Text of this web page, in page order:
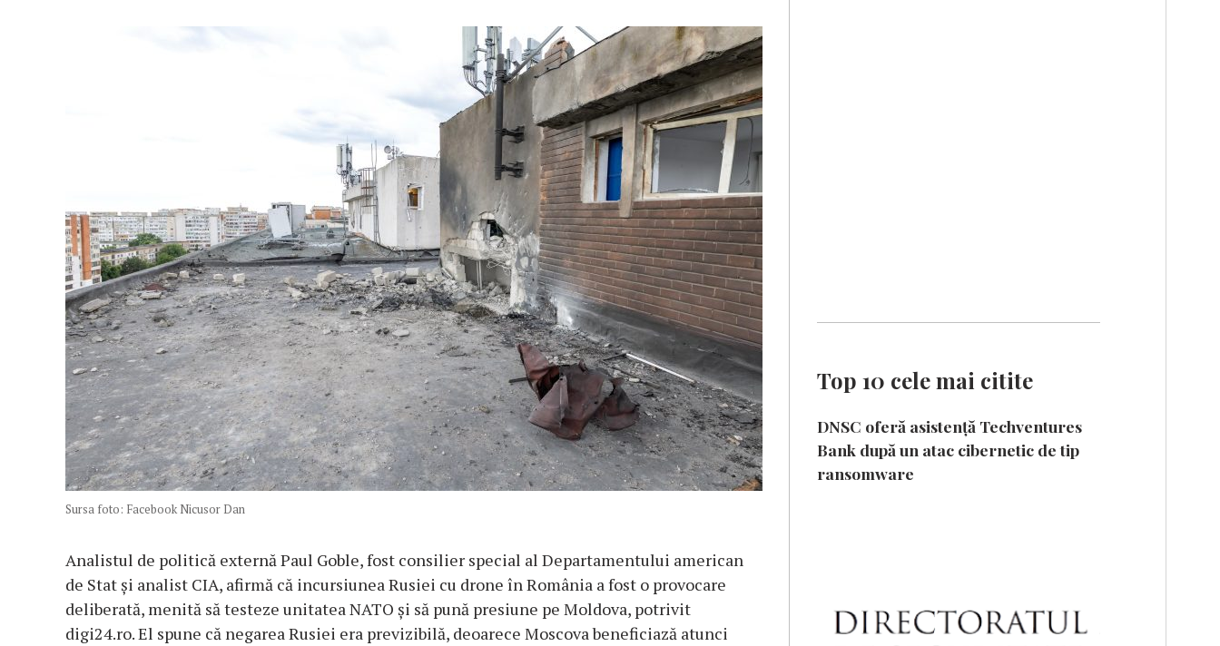
Sursa foto: Facebook Nicusor Dan
Analistul de politică externă Paul Goble, fost consilier special al Departamentului american
de Stat și analist CIA, afirmă că incursiunea Rusiei cu drone în România a fost o provocare
deliberată, menită să testeze unitatea NATO și să pună presiune pe Moldova, potrivit
digi24.ro. El spune că negarea Rusiei era previzibilă, deoarece Moscova beneficiază atunci
Top 10 cele mai citite
DNSC oferă asistență Techventures
Bank după un atac cibernetic de tip
ransomware